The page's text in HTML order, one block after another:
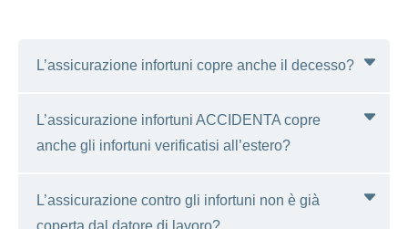
L’assicurazione infortuni copre anche il decesso?
corrisponde delle prestazioni anche in caso di
L’assicurazione infortuni ACCIDENTA copre
anche gli infortuni verificatisi all’estero?
Sì, l’assicurazione infortuni ACCIDENTA copre
L’assicurazione contro gli infortuni non è già
coperta dal datore di lavoro?